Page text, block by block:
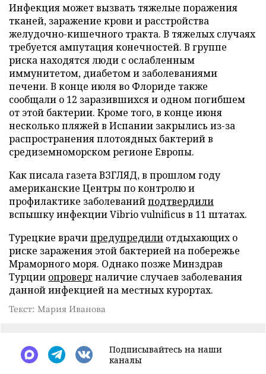
Инфекция может вызвать тяжелые поражения
тканей, заражение крови и расстройства
желудочно-кишечного тракта. В тяжелых случаях
требуется ампутация конечностей. В группе
риска находятся люди с ослабленным
иммунитетом, диабетом и заболеваниями
печени. В конце июля во Флориде также
сообщали о 12 заразившихся и одном погибшем
от этой бактерии. Кроме того, в конце июня
несколько пляжей в Испании закрылись из-за
распространения плотоядных бактерий в
средиземноморском регионе Европы.
Как писала газета ВЗГЛЯД, в прошлом году
американские Центры по контролю и
профилактике заболеванийподтвердили
вспышку инфекции Vibrio vulnificus в 11 штатах.
Турецкие врачипредупредили отдыхающих о
риске заражения этой бактерией на побережье
Мраморного моря. Однако позже Минздрав
Турции опроверг наличие случаев заболевания
данной инфекцией на местных курортах.
Текст: Мария Иванова
Подписывайтесь на наши
каналы